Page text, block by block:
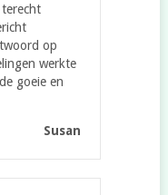
op
werkte
goeie en
Susan